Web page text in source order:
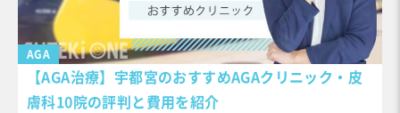
AGA
【AGA治療】宇都宮のおすすめAGAクリニック・皮
膚科10院の評判と費用を紹介